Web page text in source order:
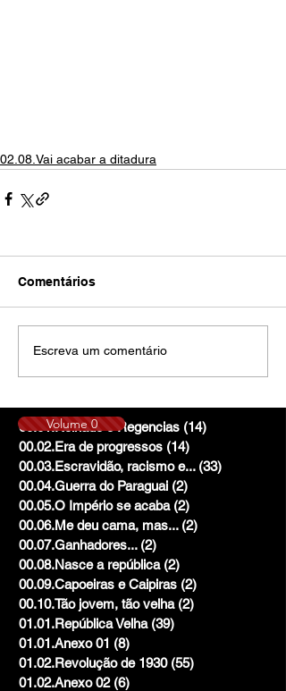
02.08.Vai acabar a ditadura
Comentários
Escreva um comentário
00.01.Reinado e Regencias (14)
00.02.Era de progressos (14)
00.03.Escravidão, racismo e... (33)
00.04.Guerra do Paraguai (2)
00.05.O Império se acaba (2)
00.06.Me deu cama, mas... (2)
00.07.Ganhadores... (2)
00.08.Nasce a república (2)
00.09.Capoeiras e Caipiras (2)
00.10.Tão jovem, tão velha (2)
01.01.República Velha (39)
01.01.Anexo 01 (8)
01.02.Revolução de 1930 (55)
01.02.Anexo 02 (6)
Volume 0